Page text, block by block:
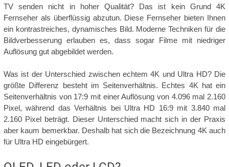
TV senden nicht in hoher Qualität? Das ist kein Grund 4K
Fernseher als überflüssig abzutun. Diese Fernseher bieten Ihnen
ein kontrastreiches, dynamisches Bild. Moderne Techniken für die
Bildverbesserung erlauben es, dass sogar Filme mit niedriger
Auflösung gut abgebildet werden.
Was ist der Unterschied zwischen echtem 4K und Ultra HD? Die
größte Differenz besteht im Seitenverhältnis. Echtes 4K hat ein
Seitenverhältnis von 17:9 mit einer Auflösung von 4.096 mal 2.160
Pixel, während das Verhältnis bei Ultra HD 16:9 mit 3.840 mal
2.160 Pixel beträgt. Dieser Unterschied macht sich in der Praxis
aber kaum bemerkbar. Deshalb hat sich die Bezeichnung 4K auch
für Ultra HD eingebürgert.